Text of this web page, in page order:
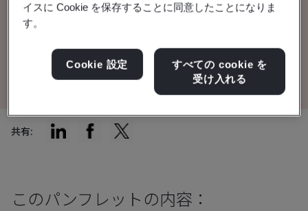
医薬品と医療機器の組み合わせ製品
パンフレットを見る
共有:
このパンフレットの内容：
イスに Cookie を保存することに同意したことになりま
す。
Cookie 設定
すべての cookie を
受け入れる